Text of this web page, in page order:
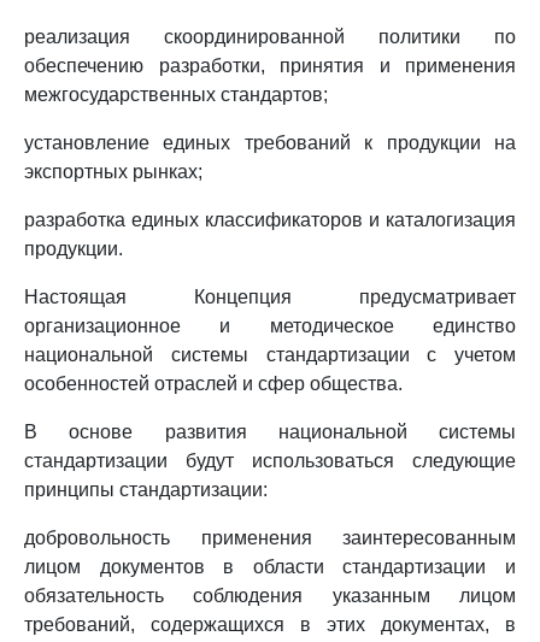
реализация скоординированной политики по
обеспечению разработки, принятия и применения
межгосударственных стандартов;
установление единых требований к продукции на
экспортных рынках;
разработка единых классификаторов и каталогизация
продукции.
Настоящая Концепция предусматривает
организационное и методическое единство
национальной системы стандартизации с учетом
особенностей отраслей и сфер общества.
В основе развития национальной системы
стандартизации будут использоваться следующие
принципы стандартизации:
добровольность применения заинтересованным
лицом документов в области стандартизации и
обязательность соблюдения указанным лицом
требований, содержащихся в этих документах, в